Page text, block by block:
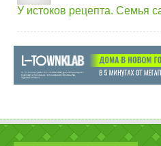
У истоков рецепта. Семья